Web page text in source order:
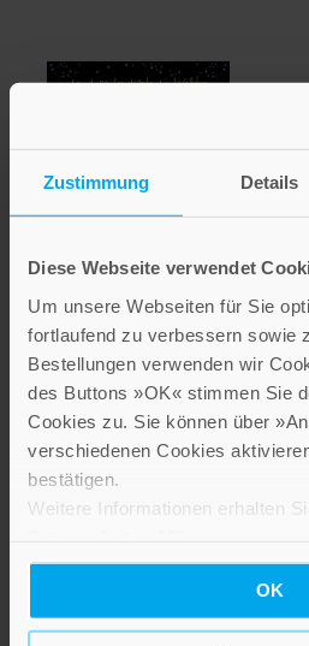
Zustimmung Details
Diese Webseite verwendet
Um unsere Webseiten für Sie
fortlaufend zu verbessern sowie
Bestellungen verwenden wir
des Buttons »OK« stimmen Sie
Cookies zu. Sie können über
verschiedenen Cookies
bestätigen.
Weitere Informationen erhalten
OK
Und so leuchtet die Welt
5,00 €
Inkl. 7% MwSt.